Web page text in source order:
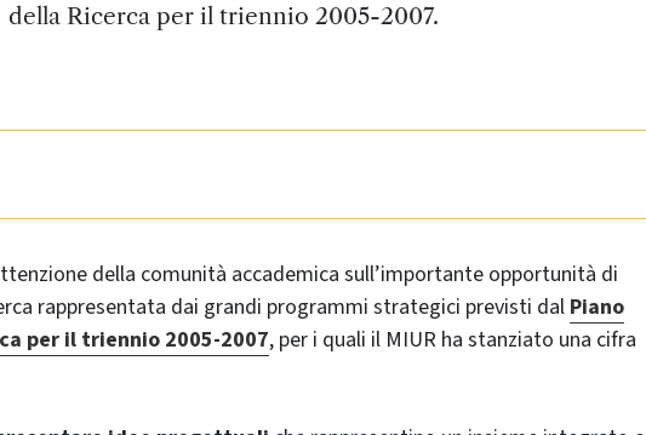
della Ricerca per il triennio 2005-2007.
della comunità accademica sull’importante opportunità di
rappresentata dai grandi programmi strategici previsti dal Piano
per il triennio 2005-2007, per i quali il MIUR ha stanziato una cifra